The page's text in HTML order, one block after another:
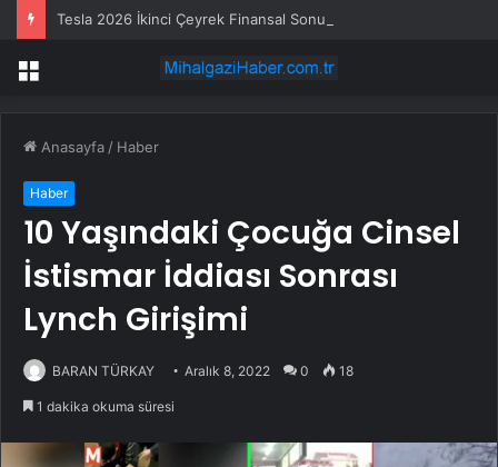
Tesla 2026 İkinci Çeyrek Finansal Sonuçlarını Açıkladı
Menü
Anasayfa / Haber
Haber
10 Yaşındaki Çocuğa Cinsel
İstismar İddiası Sonrası
Lynch Girişimi
BARAN TÜRKAY Aralık 8, 2022 0 18
1 dakika okuma süresi